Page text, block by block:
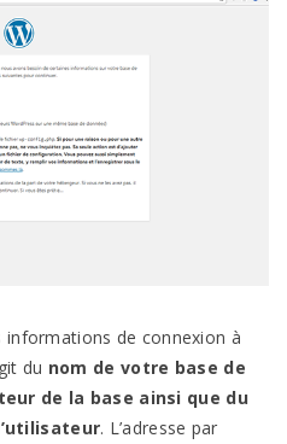
informations de connexion à
du nom de votre base de
de la base ainsi que du
. L’adresse par